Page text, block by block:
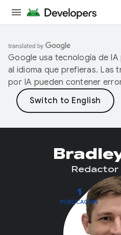
Google usa tecnología de
al idioma que prefieras. Las
por IA pueden contener
1
PUBLICACIÓN